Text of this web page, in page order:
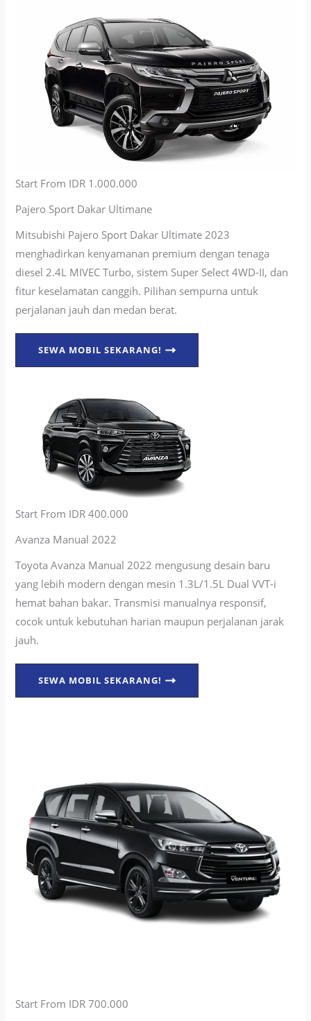
Start From IDR 1.000.000
Pajero Sport Dakar Ultimane
Mitsubishi Pajero Sport Dakar Ultimate 2023
menghadirkan kenyamanan premium dengan tenaga
diesel 2.4L MIVEC Turbo, sistem Super Select 4WD-II, dan
fitur keselamatan canggih. Pilihan sempurna untuk
perjalanan jauh dan medan berat.
SEWA MOBIL SEKARANG!
Start From IDR 400.000
Avanza Manual 2022
Toyota Avanza Manual 2022 mengusung desain baru
yang lebih modern dengan mesin 1.3L/1.5L Dual VVT-i
hemat bahan bakar. Transmisi manualnya responsif,
cocok untuk kebutuhan harian maupun perjalanan jarak
jauh.
SEWA MOBIL SEKARANG!
Start From IDR 700.000